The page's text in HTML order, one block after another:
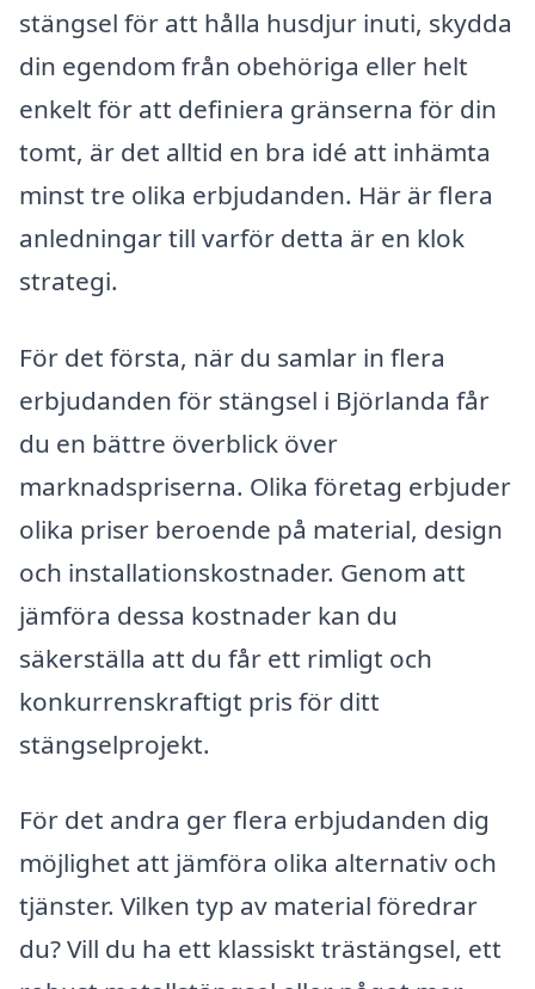
stängsel för att hålla husdjur inuti, skydda
din egendom från obehöriga eller helt
enkelt för att definiera gränserna för din
tomt, är det alltid en bra idé att inhämta
minst tre olika erbjudanden. Här är flera
anledningar till varför detta är en klok
strategi.
För det första, när du samlar in flera
erbjudanden för stängsel i Björlanda får
du en bättre överblick över
marknadspriserna. Olika företag erbjuder
olika priser beroende på material, design
och installationskostnader. Genom att
jämföra dessa kostnader kan du
säkerställa att du får ett rimligt och
konkurrenskraftigt pris för ditt
stängselprojekt.
För det andra ger flera erbjudanden dig
möjlighet att jämföra olika alternativ och
tjänster. Vilken typ av material föredrar
du? Vill du ha ett klassiskt trästängsel, ett